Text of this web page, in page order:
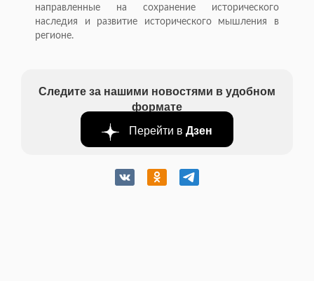
направленные на сохранение исторического
наследия и развитие исторического мышления в
регионе.
Следите за нашими новостями в удобном
формате
Перейти в Дзен